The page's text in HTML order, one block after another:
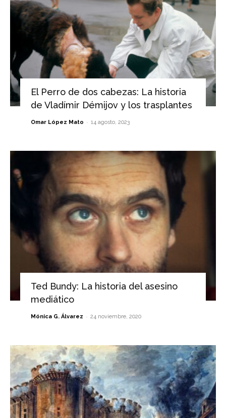
El Perro de dos cabezas: La historia
de Vladímir Démijov y los trasplantes
Omar López Mato - 14 agosto, 2023
Ted Bundy: La historia del asesino
mediático
Mónica G. Álvarez - 24 noviembre, 2020